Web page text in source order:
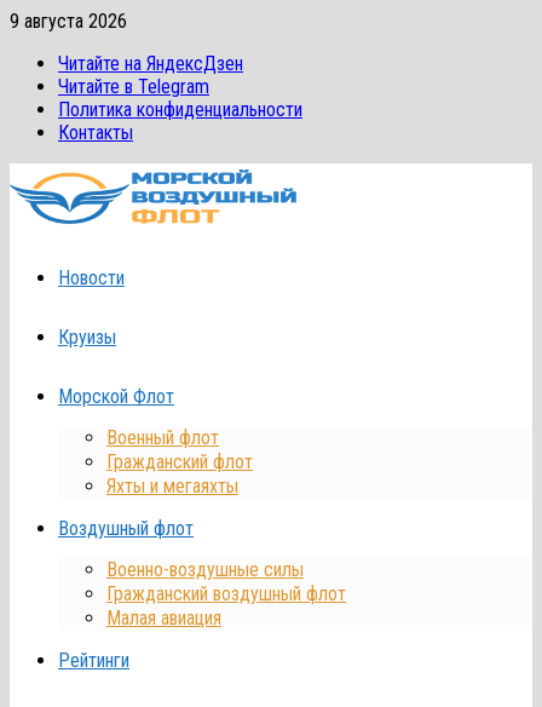
Перейти
содержимому
9 августа 2026
Читайте на ЯндексДзен
Читайте в Telegram
Политика конфиденциальности
Контакты
Новости
Круизы
Морской Флот
Военный флот
Гражданский флот
Яхты и мегаяхты
Воздушный флот
Военно-воздушные силы
Гражданский воздушный флот
Малая авиация
Рейтинги